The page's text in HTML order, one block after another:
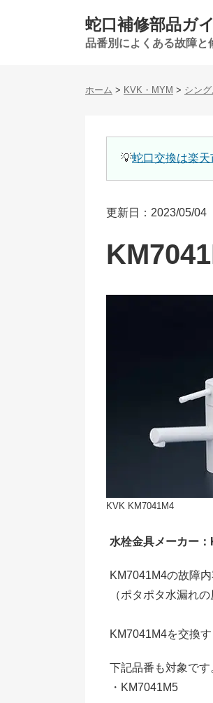
蛇口補修部品ガ
品番別によくある故障と
ホーム > KVK・MYM > シン
💡蛇口交換は楽
更新日：2023/05/04
KVK KM7041M4
水栓金具メーカー：
KM7041M4の故障
（ポタポタ水漏れ
KM7041M4を交換
下記品番も対象です
・KM7041M5